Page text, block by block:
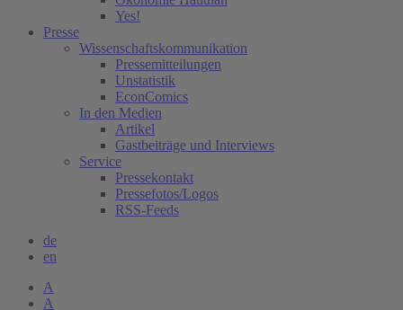
Yes!
Presse
Wissenschaftskommunikation
Pressemitteilungen
Unstatistik
EconComics
In den Medien
Artikel
Gastbeiträge und Interviews
Service
Pressekontakt
Pressefotos/Logos
RSS-Feeds
de
en
A
A